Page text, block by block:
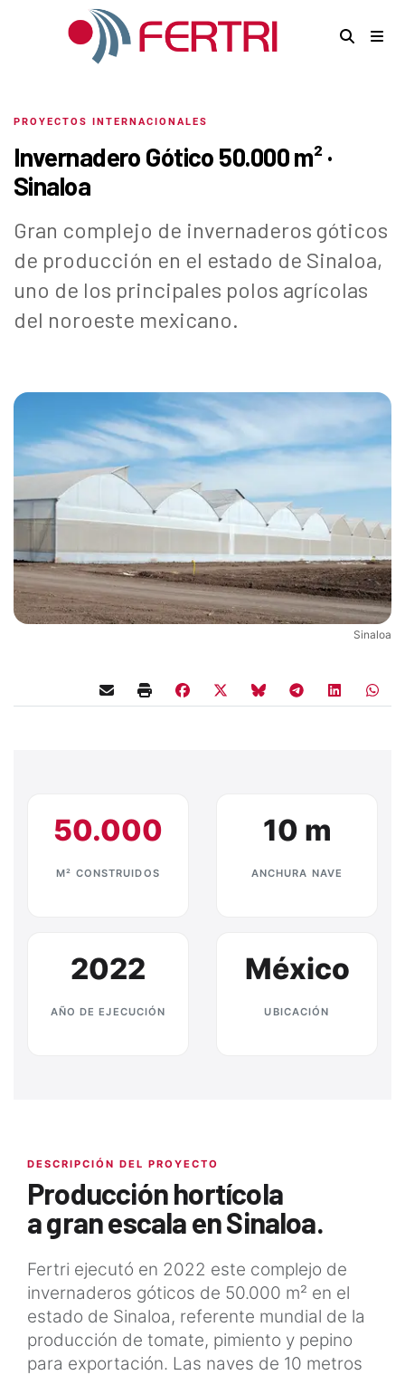
PROYECTOS INTERNACIONALES
Invernadero Gótico 50.000 m² ·
Sinaloa
Gran complejo de invernaderos góticos
de producción en el estado de Sinaloa,
uno de los principales polos agrícolas
del noroeste mexicano.
Sinaloa
50.000
M² CONSTRUIDOS
10 m
ANCHURA NAVE
2022
AÑO DE EJECUCIÓN
México
UBICACIÓN
DESCRIPCIÓN DEL PROYECTO
Producción hortícola
a gran escala en Sinaloa.
Fertri ejecutó en 2022 este complejo de
invernaderos góticos de 50.000 m² en el
estado de Sinaloa, referente mundial de la
producción de tomate, pimiento y pepino
para exportación. Las naves de 10 metros